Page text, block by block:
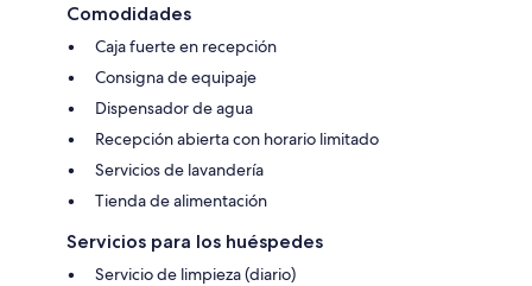
Comodidades
Caja fuerte en recepción
Consigna de equipaje
Dispensador de agua
Recepción abierta con horario limitado
Servicios de lavandería
Tienda de alimentación
Servicios para los huéspedes
Servicio de limpieza (diario)